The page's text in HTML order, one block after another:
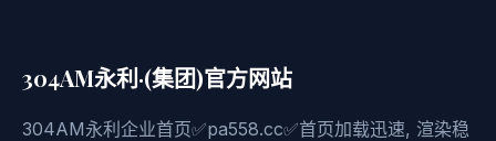
304AM永利·(集团)官方网站
304AM永利企业首页✅pa558.cc✅首页加载迅速, 渲染稳